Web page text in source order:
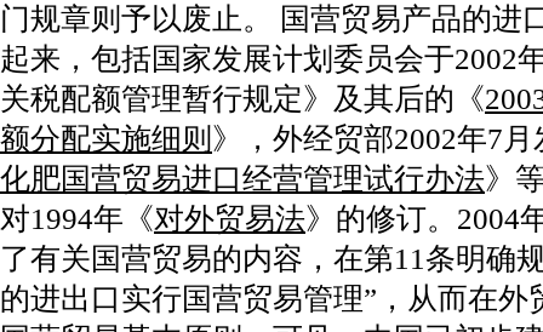
门规章则予以废止。 国营贸易产品的进
起来，包括国家发展计划委员会于2002
关税配额管理暂行规定》及其后的《
额分配实施细则 》，外经贸部2002年7
化肥国营贸易进口经营管理试行办法》
对1994年《对外贸易法》的修订。2004
了有关国营贸易的内容，在第11条明确
的进出口实行国营贸易管理”，从而在